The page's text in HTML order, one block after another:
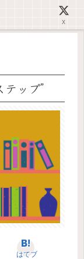
整えます✊🏻
ップ”
はてブ
X